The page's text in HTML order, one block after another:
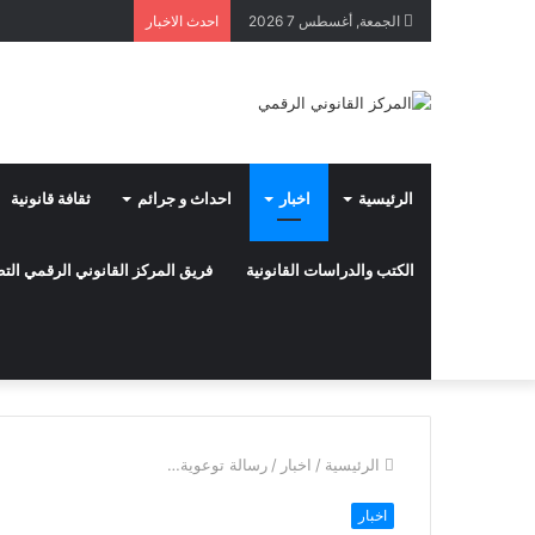
الجمعة, أغسطس 7 2026 احدث الاخبار
الرئيسية اخبار احداث و جرائم ثقافة قانونية
الكتب والدراسات القانونية فريق المركز القانوني الرقمي
الرئيسية / اخبار / رسالة توعوية…
اخبار